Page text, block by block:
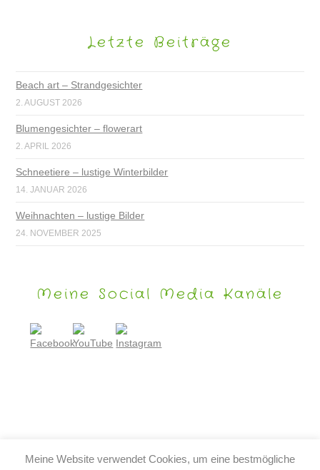
Letzte Beiträge
Beach art – Strandgesichter
2. AUGUST 2026
Blumengesichter – flowerart
2. APRIL 2026
Schneetiere – lustige Winterbilder
14. JANUAR 2026
Weihnachten – lustige Bilder
24. NOVEMBER 2025
Meine Social Media Kanäle
Meine Website verwendet Cookies, um eine bestmögliche